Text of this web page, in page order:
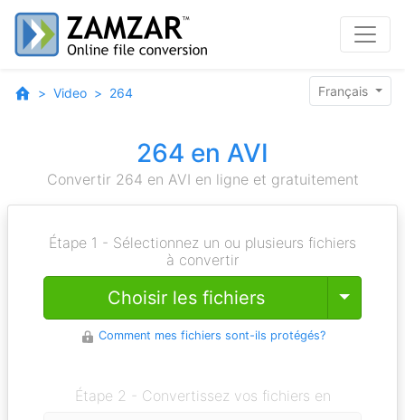
Video 264 Français
264 en AVI
Convertir 264 en AVI en ligne et gratuitement
Étape 1 - Sélectionnez un ou plusieurs fichiers
à convertir
Choisir les fichiers Toggle
Comment mes fichiers sont-ils protégés?
Étape 2 - Convertissez vos fichiers en